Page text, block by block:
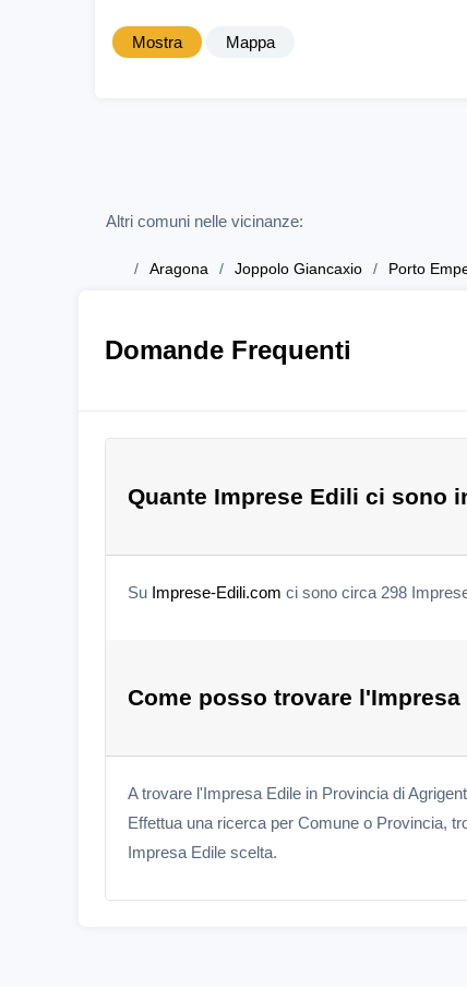
Mostra Mappa
Altri comuni nelle vicinanze:
Aragona Joppolo Giancaxio Porto
Domande Frequenti
Quante Imprese Edili ci sono
Su Imprese-Edili.com ci sono circa 298
Come posso trovare
A trovare l'Impresa Edile in Provincia di
Effettua una ricerca per Comune o Provincia,
Impresa Edile scelta.